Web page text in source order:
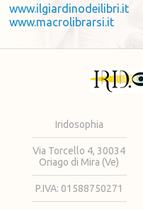
www.ilgiardinodeilibri.it
www.macrolibrarsi.it
Iridosophia
Via Torcello 4, 30034
Oriago di Mira (Ve)
P.IVA: 01588750271